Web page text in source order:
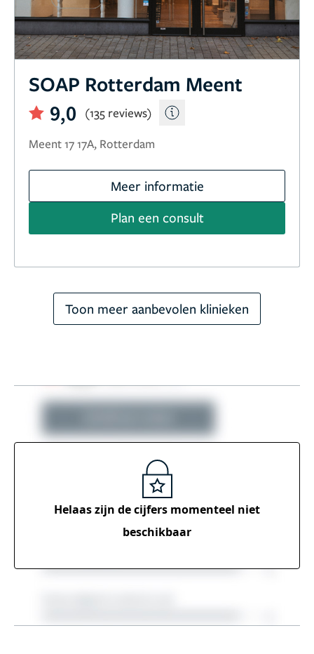
SOAP Rotterdam Meent
9,0
(135 reviews)
Meent 17 17A, Rotterdam
Meer informatie
Plan een consult
Toon meer aanbevolen klinieken
Helaas zijn de cijfers momenteel niet
beschikbaar